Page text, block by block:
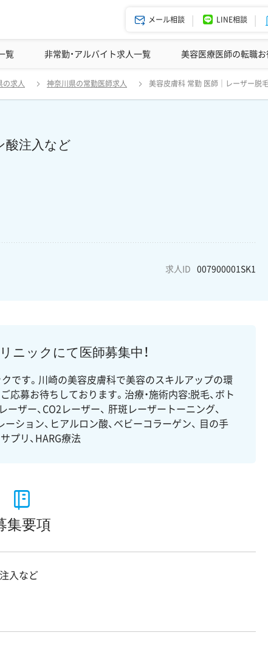
メール相談 LINE相談
ドクターコネクトの強み エージェント紹介
覧 非常勤・アルバイト求人一覧 美容医療医師の転職
美容皮膚科の医師転職体験談 美容クリニックインタビュー
の求人 神奈川県の常勤医師求人 美容皮膚科 常勤 医師｜レーザー脱
酸注入など
求人ID 007900001SK1
美容皮膚科 常勤 医師｜レーザー脱毛・ヒアルロン酸注入など 経
ニックにて医師募集中！
です。川崎の美容皮膚科で美容のスキルアップの環
応募お待ちしております。治療・施術内容:脱毛、ボト
ザー、CO2レーザー、 肝斑レーザートーニング、
ション、ヒアルロン酸、ベビーコラーゲン、 目の手
プリ、HARG療法
集要項
入など